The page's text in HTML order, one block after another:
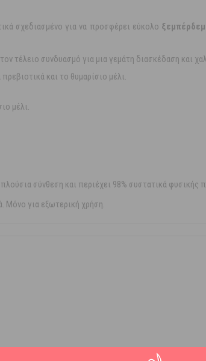
σχεδιασμένο για να προσφέρει εύκολο
τέλειο συνδυασμό για μια γεμάτη διασκέδαση και
και το θυμαρίσιο μέλι.
μέλι.
πλούσια σύνθεση και περιέχει 98% συστατικά φυσικής
Μόνο για εξωτερική χρήση.